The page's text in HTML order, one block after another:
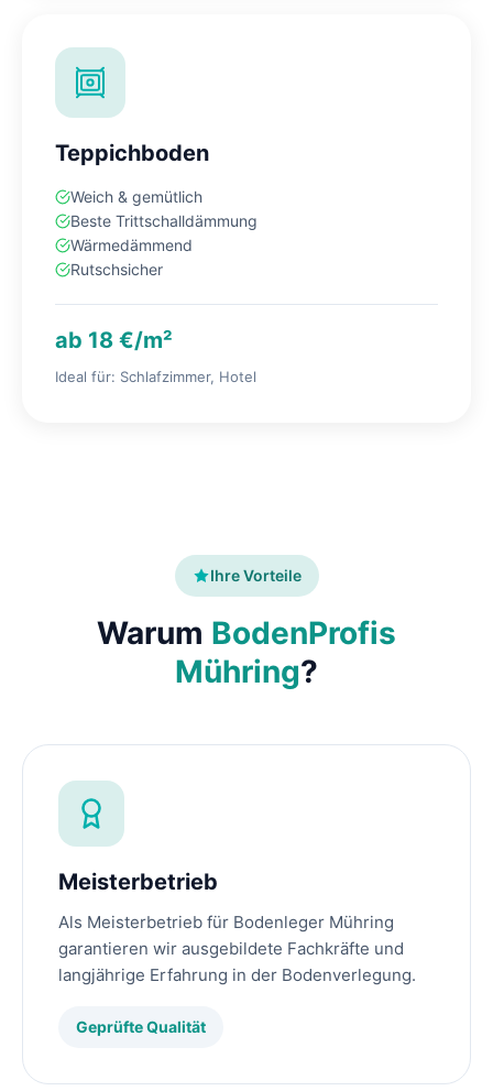
Teppichboden
Weich & gemütlich
Beste Trittschalldämmung
Wärmedämmend
Rutschsicher
ab 18 €/m²
Ideal für: Schlafzimmer, Hotel
Ihre Vorteile
Warum BodenProfis
Mühring?
Meisterbetrieb
Als Meisterbetrieb für Bodenleger Mühring
garantieren wir ausgebildete Fachkräfte und
langjährige Erfahrung in der Bodenverlegung.
Geprüfte Qualität